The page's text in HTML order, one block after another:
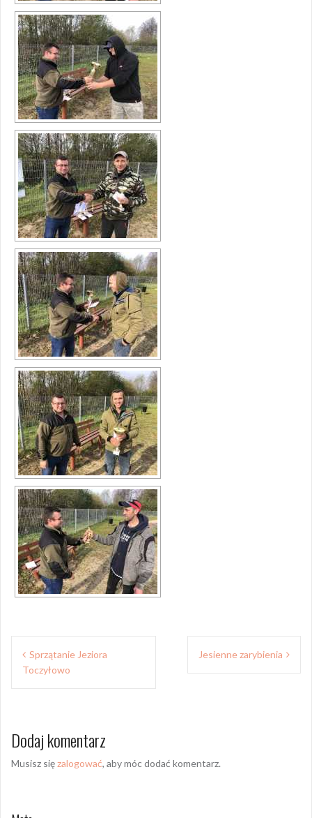
Nawigacja
wpisu
Sprzątanie Jeziora
Toczyłowo
Jesienne zarybienia
Dodaj komentarz
Musisz sięzalogować, aby móc dodać komentarz.